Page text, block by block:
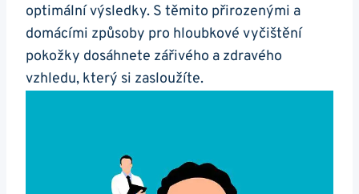
optimální výsledky. S těmito ‌přirozenými a
domácími ⁣způsoby pro hloubkové vyčištění
⁢pokožky ‍dosáhnete zářivého a ⁣zdravého⁤
vzhledu, který si ⁤zasloužíte.